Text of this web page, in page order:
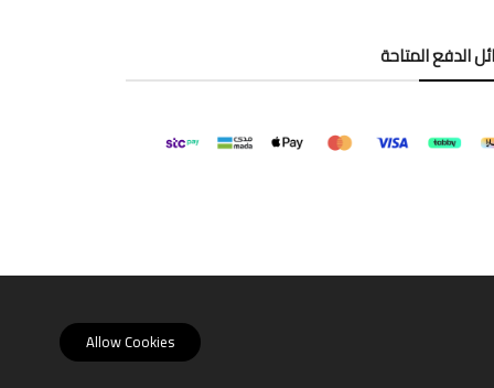
الدفع المتاحة
Allow Cookies